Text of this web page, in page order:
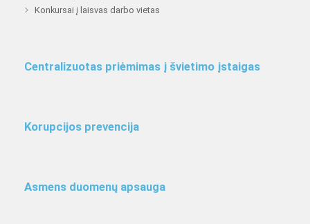
Konkursai į laisvas darbo vietas
Centralizuotas priėmimas į švietimo įstaigas
Korupcijos prevencija
Asmens duomenų apsauga